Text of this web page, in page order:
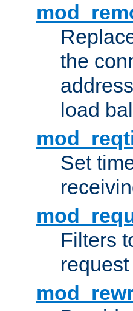
the
load
Set
Filters